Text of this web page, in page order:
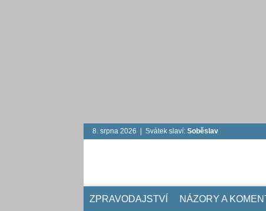
8. srpna 2026 | Svátek slaví: Soběslav
ZPRAVODAJSTVÍ NÁZORY A